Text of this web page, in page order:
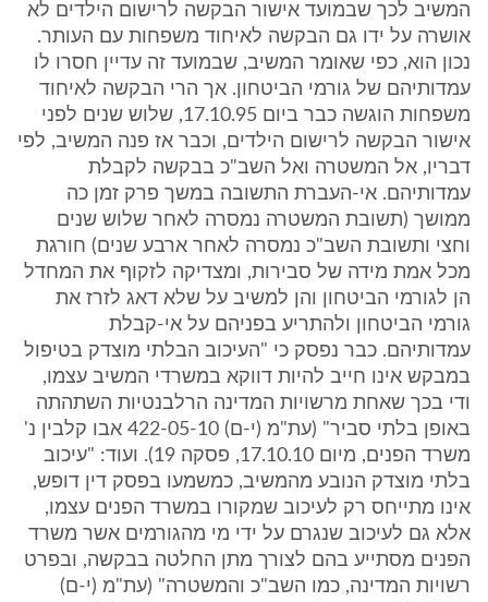
המשיב לכך שבמועד אישור הבקשה לרישום הילדים לא
אושרה על ידו גם הבקשה לאיחוד משפחות עם העותר.
נכון הוא, כפי שאומר המשיב, שבמועד זה עדיין חסרו לו
עמדותיהם של גורמי הביטחון. אך הרי הבקשה לאיחוד
משפחות הוגשה כבר ביום 17.10.95, שלוש שנים לפני
אישור הבקשה לרישום הילדים, וכבר אז פנה המשיב, לפי
דבריו, אל המשטרה ואל השב"כ בבקשה לקבלת
עמדותיהם. אי-העברת התשובה במשך פרק זמן כה
ממושך (תשובת המשטרה נמסרה לאחר שלוש שנים
וחצי ותשובת השב"כ נמסרה לאחר ארבע שנים) חורגת
מכל אמת מידה של סבירות, ומצדיקה לזקוף את המחדל
הן לגורמי הביטחון והן למשיב על שלא דאג לזרז את
גורמי הביטחון ולהתריע בפניהם על אי-קבלת
עמדותיהם. כבר נפסק כי "העיכוב הבלתי מוצדק בטיפול
במבקש אינו חייב להיות דווקא במשרדי המשיב עצמו,
ודי בכך שאחת מרשויות המדינה הרלבנטיות השתהתה
באופן בלתי סביר" (עת"מ (י-ם) 422-05-10 אבו קלבין נ'
משרד הפנים, מיום 17.10.10, פסקה 19). ועוד: "עיכוב
בלתי מוצדק הנובע מהמשיב, כמשמעו בפסק דין דופש,
אינו מתייחס רק לעיכוב שמקורו במשרד הפנים עצמו,
אלא גם לעיכוב שנגרם על ידי מי מהגורמים אשר משרד
הפנים מסתייע בהם לצורך מתן החלטה בבקשה, ובפרט
רשויות המדינה, כמו השב"כ והמשטרה" (עת"מ (י-ם)